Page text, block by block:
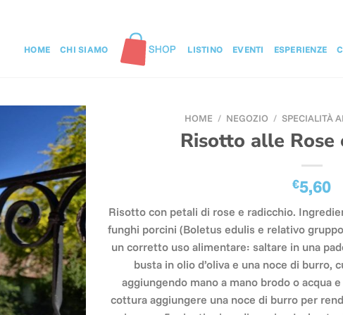
HOME CHI SIAMO LISTINO EVENTI ESPERIENZE
HOME / NEGOZIO / SPECIALITÀ
Risotto alle Rose
€5,60
Risotto con petali di rose e radicchio.
funghi porcini (Boletus edulis e relativo
un corretto uso alimentare: saltare in una
busta in olio d’oliva e una noce di burro,
aggiungendo mano a mano brodo o acqua
cottura aggiungere una noce di burro per